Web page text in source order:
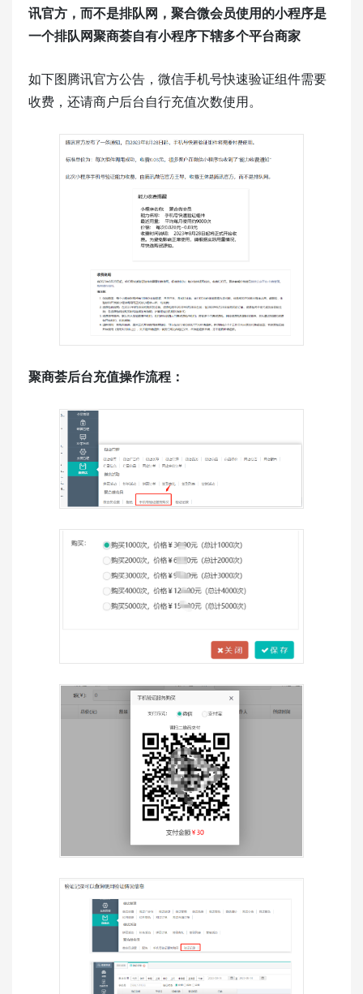
讯官方，而不是排队网，聚合微会员使用的小程序是
一个排队网聚商荟自有小程序下辖多个平台商家
如下图腾讯官方公告，微信手机号快速验证组件需要
收费，还请商户后台自行充值次数使用。
聚商荟后台充值操作流程：